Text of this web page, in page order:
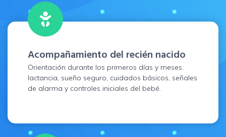
Acompañamiento del recién nacido
Orientación durante los primeros días y meses:
lactancia, sueño seguro, cuidados básicos, señales
de alarma y controles iniciales del bebé.